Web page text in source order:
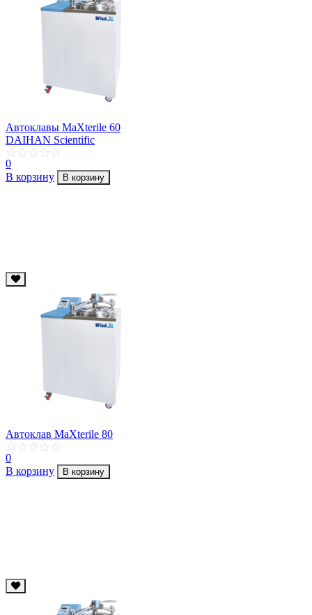
Автоклавы MaXterile 60
DAIHAN Scientific
0
В корзину
В корзину
Автоклав MaXterile 80
0
В корзину
В корзину